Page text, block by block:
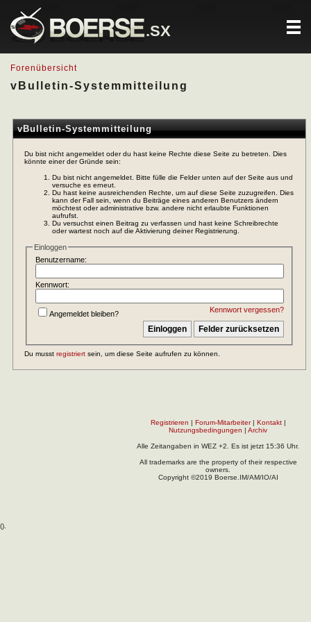
.SX
Forenübersicht
vBulletin-Systemmitteilung
vBulletin-Systemmitteilung
Du bist nicht angemeldet oder du hast keine Rechte diese Seite zu betreten. Dies
könnte einer der Gründe sein:
Du bist nicht angemeldet. Bitte fülle die Felder unten auf der Seite aus und
versuche es erneut.
Du hast keine ausreichenden Rechte, um auf diese Seite zuzugreifen. Dies
kann der Fall sein, wenn du Beiträge eines anderen Benutzers ändern
möchtest oder administrative bzw. andere nicht erlaubte Funktionen
aufrufst.
Du versuchst einen Beitrag zu verfassen und hast keine Schreibrechte
oder wartest noch auf die Aktivierung deiner Registrierung.
Einloggen
Benutzername:
Kennwort:
Kennwort vergessen?
Angemeldet bleiben?
Du musst registriert sein, um diese Seite aufrufen zu können.
Registrieren | Forum-Mitarbeiter| Kontakt|
Nutzungsbedingungen | Archiv
Alle Zeitangaben in WEZ +2. Es ist jetzt 15:36 Uhr.
All trademarks are the property of their respective
owners.
Copyright ©2019 Boerse.IM/AM/IO/AI
().